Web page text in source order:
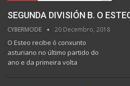
SEGUNDA DIVISIÓN B. O
CYBERMODE 20 Decembro, 2018
O Esteo recibe ó conxunto
asturiano no último partido do
ano e da primeira volta